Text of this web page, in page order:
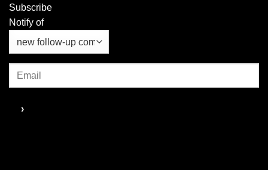
Subscribe
Notify of